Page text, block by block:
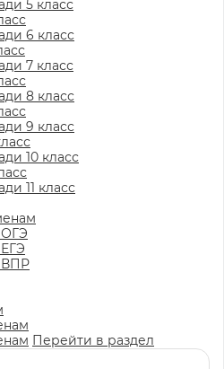
5 класс
6 класс
7 класс
8 класс
9 класс
10 класс
11 класс
ОГЭ
ВПР
Перейти в раздел